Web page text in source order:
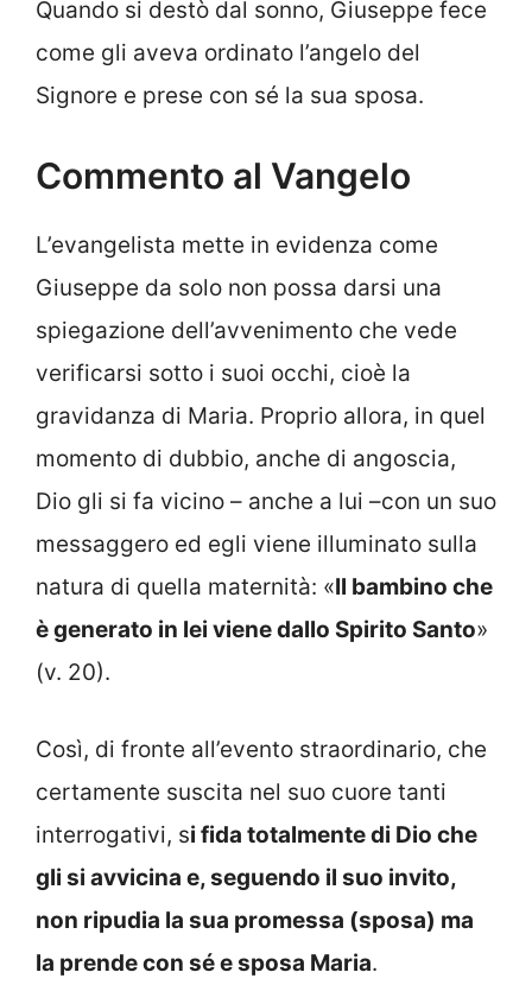
Quando si destò dal sonno, Giuseppe fece
come gli aveva ordinato l’angelo del
Signore e prese con sé la sua sposa.
Commento al Vangelo
L’evangelista mette in evidenza come
Giuseppe da solo non possa darsi una
spiegazione dell’avvenimento che vede
verificarsi sotto i suoi occhi, cioè la
gravidanza di Maria. Proprio allora, in quel
momento di dubbio, anche di angoscia,
Dio gli si fa vicino – anche a lui –con un suo
messaggero ed egli viene illuminato sulla
natura di quella maternità: «Il bambino che
è generato in lei viene dallo Spirito Santo»
(v. 20).
Così, di fronte all’evento straordinario, che
certamente suscita nel suo cuore tanti
interrogativi, si fida totalmente di Dio che
gli si avvicina e, seguendo il suo invito,
non ripudia la sua promessa (sposa) ma
la prende con sé e sposa Maria.